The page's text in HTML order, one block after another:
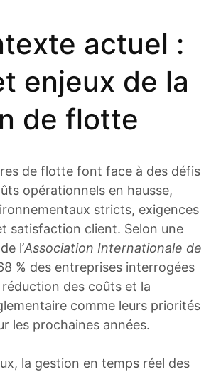
actuel :
enjeux de la
de flotte
de flotte font face à des défis
opérationnels en hausse,
stricts, exigences
satisfaction client. Selon une
l’Association Internationale de
% des entreprises interrogées
des coûts et la
comme leurs priorités
les prochaines années.
la gestion en temps réel des